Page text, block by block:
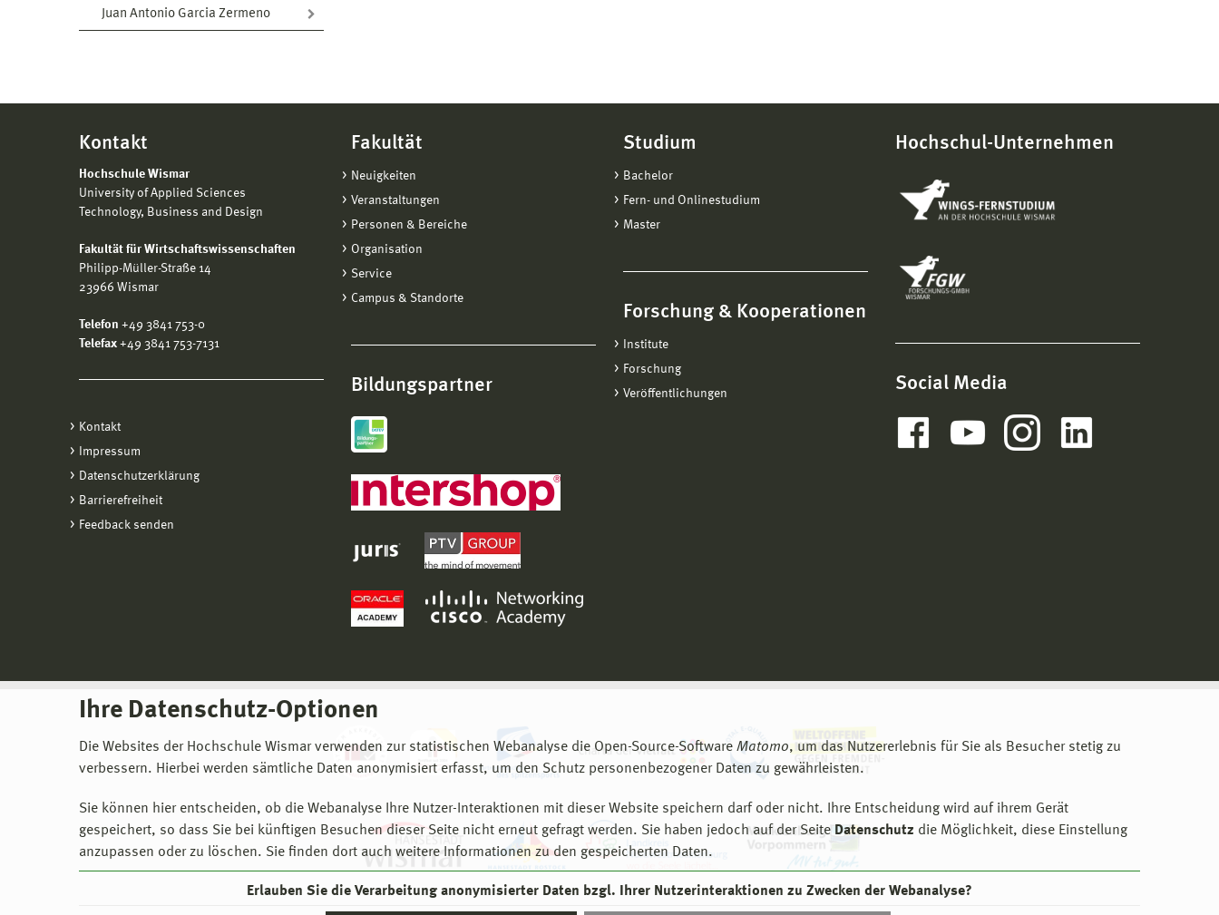
Juan Antonio Garcia Zermeno
Ihre Datenschutz-Optionen
Die Websites der Hochschule Wismar verwenden zur statistischen Webanalyse die Open-Source-Software Matomo, um das Nutzererlebnis für Sie als Besucher stetig zu
verbessern. Hierbei werden sämtliche Daten anonymisiert erfasst, um den Schutz personenbezogener Daten zu gewährleisten.
Sie können hier entscheiden, ob die Webanalyse Ihre Nutzer-Interaktionen mit dieser Website speichern darf oder nicht. Ihre Entscheidung wird auf ihrem Gerät
gespeichert, so dass Sie bei künftigen Besuchen dieser Seite nicht erneut gefragt werden. Sie haben jedoch auf der Seite Datenschutz die Möglichkeit, diese Einstellung
anzupassen oder zu löschen. Sie finden dort auch weitere Informationen zu den gespeicherten Daten.
Erlauben Sie die Verarbeitung anonymisierter Daten bzgl. Ihrer Nutzerinteraktionen zu Zwecken der Webanalyse?
Kontakt
Hochschule Wismar
University of Applied Sciences
Technology, Business and Design
Fakultät für Wirtschaftswissenschaften
Philipp-Müller-Straße 14
23966 Wismar
Telefon +49 3841 753-0
Telefax +49 3841 753-7131
Kontakt
Impressum
Datenschutzerklärung
Barrierefreiheit
Feedback senden
Fakultät
Neuigkeiten
Veranstaltungen
Personen & Bereiche
Organisation
Service
Campus & Standorte
Bildungspartner
Studium
Bachelor
Fern- und Onlinestudium
Master
Forschung & Kooperationen
Institute
Forschung
Veröffentlichungen
Hochschul-Unternehmen
Social Media